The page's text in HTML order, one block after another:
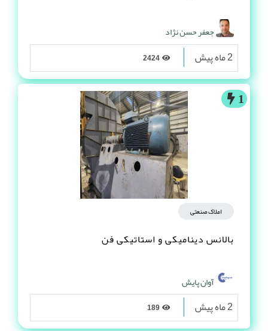
جعفر حسن نژاد
2 ماه پیش
1
املاک صنعتی
بالانس دینامیکی و استاتیکی فن
آوان پایش
2 ماه پیش